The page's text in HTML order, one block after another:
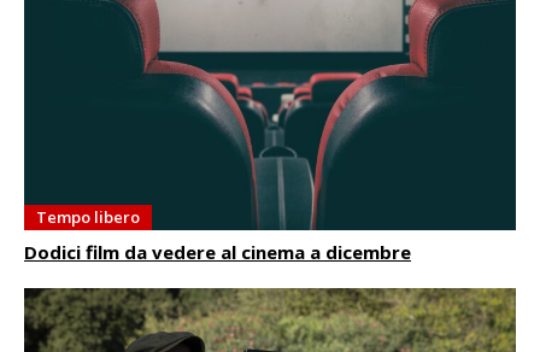
Tempo libero
Dodici film da vedere al cinema a dicembre